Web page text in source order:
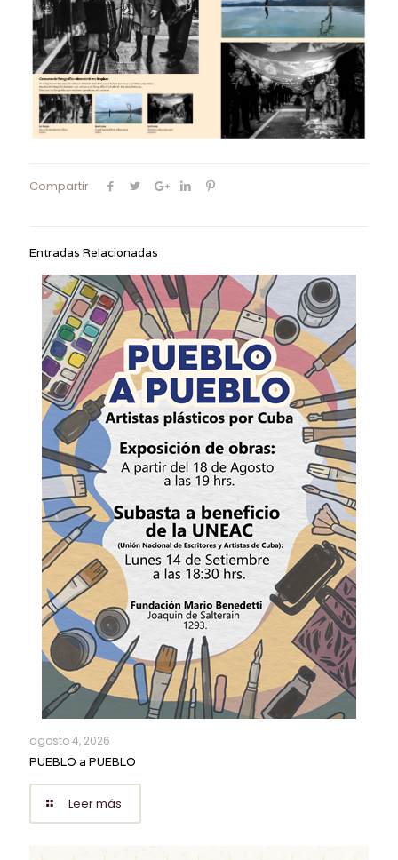
Compartir
Entradas Relacionadas
agosto 4, 2026
PUEBLO a PUEBLO
Leer más